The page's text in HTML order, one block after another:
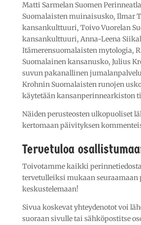
Matti Sarmelan Suomen
Suomalaisten muinaisusko, Ilmar
kansankulttuuri, Toivo Vuorelan
kansankulttuuri, Anna-Leena
Itämerensuomalaisten mytologia,
Suomalainen kansanusko, Julius
suvun pakanallinen
Krohnin Suomalaisten runojen
käytetään kansanperinnearkiston
Näiden perusteosten ulkopuoliset
kertomaan päivityksen
Tervetuloa
Toivotamme kaikki
tervetulleiksi mukaan
keskustelemaan!
Sivua koskevat yhteydenotot voi
suoraan sivulle tai sähköpostitse